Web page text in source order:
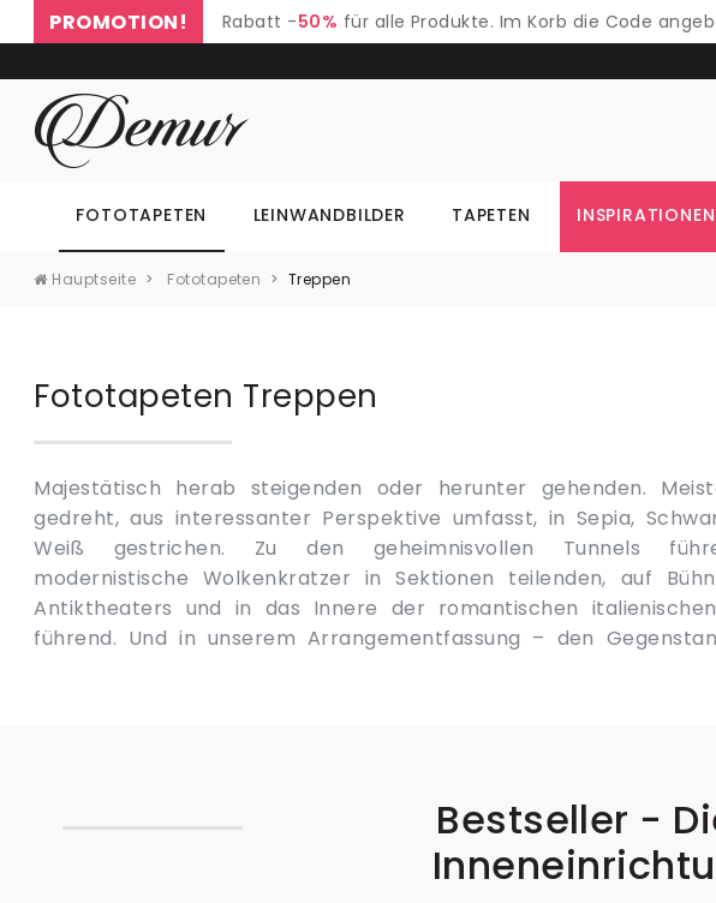
PROMOTION! Rabatt -50% für alle Produkte. Im Korb die Code
FOTOTAPETEN LEINWANDBILDER TAPETEN INSPIRATIONEN
Hauptseite Fototapeten Treppen
Fototapeten Treppen
Majestätisch herab steigenden oder herunter gehenden.
gedreht, aus interessanter Perspektive umfasst, in Sepia,
Weiß gestrichen. Zu den geheimnisvollen Tunnels
modernistische Wolkenkratzer in Sektionen teilenden, auf
Antiktheaters und in das Innere der romantischen
führend. Und in unserem Arrangementfassung – den
Subjekt der Wanddekorationen, also der modernen Fototapeten
In der Architektur – Treppen bedeuten nicht nur das
sind auch ein Arrangementsteil , Effekt der starken Arbeit der
das den Charakter des Gebäudes unterstreicht oder den in dem
herrschenden Still beschreibt. In der Dekorationskunst, die im
Bestseller -